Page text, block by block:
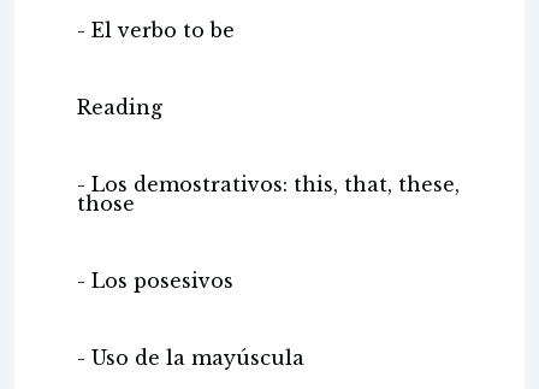
- El verbo to be
Reading
- Los demostrativos: this, that, these,
those
- Los posesivos
- Uso de la mayúscula